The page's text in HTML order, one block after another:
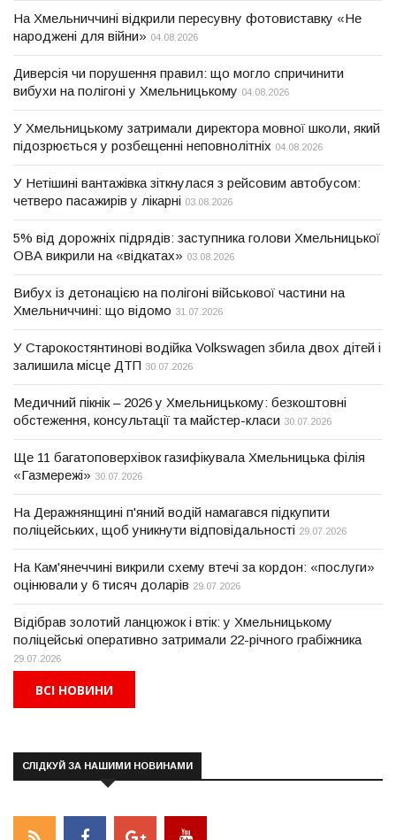
На Хмельниччині відкрили пересувну фотовиставку «Не
народжені для війни» 04.08.2026
Диверсія чи порушення правил: що могло спричинити
вибухи на полігоні у Хмельницькому 04.08.2026
У Хмельницькому затримали директора мовної школи, який
підозрюється у розбещенні неповнолітніх 04.08.2026
У Нетішині вантажівка зіткнулася з рейсовим автобусом:
четверо пасажирів у лікарні 03.08.2026
5% від дорожніх підрядів: заступника голови Хмельницької
ОВА викрили на «відкатах» 03.08.2026
Вибух із детонацією на полігоні військової частини на
Хмельниччині: що відомо 31.07.2026
У Старокостянтинові водійка Volkswagen збила двох дітей і
залишила місце ДТП 30.07.2026
Медичний пікнік – 2026 у Хмельницькому: безкоштовні
обстеження, консультації та майстер-класи 30.07.2026
Ще 11 багатоповерхівок газифікувала Хмельницька філія
«Газмережі» 30.07.2026
На Деражнянщині п'яний водій намагався підкупити
поліцейських, щоб уникнути відповідальності 29.07.2026
На Кам'янеччині викрили схему втечі за кордон: «послуги»
оцінювали у 6 тисяч доларів 29.07.2026
Відібрав золотий ланцюжок і втік: у Хмельницькому
поліцейські оперативно затримали 22-річного грабіжника
29.07.2026
ВСІ НОВИНИ
СЛІДКУЙ ЗА НАШИМИ НОВИНАМИ